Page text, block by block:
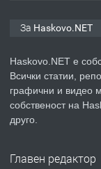
ПРЕДЛАГА
За Haskovo.NET
Haskovo.NET е
Всички статии,
графични и видео
собственост на
друго.
Главен редактор